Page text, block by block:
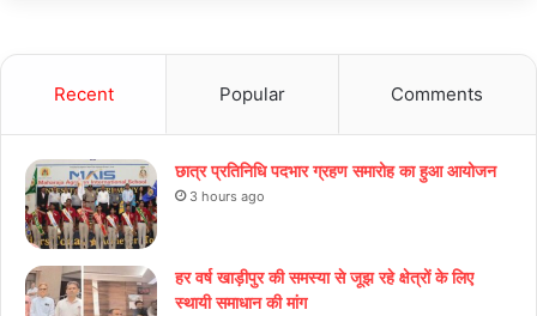
Recent Popular Comments
छात्र प्रतिनिधि पदभार ग्रहण समारोह का हुआ आयोजन
3 hours ago
हर वर्ष खाड़ीपुर की समस्या से जूझ रहे क्षेत्रों के लिए
स्थायी समाधान की मांग